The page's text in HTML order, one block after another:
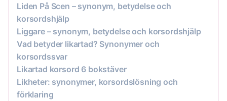
Liden På Scen – synonym, betydelse och
korsordshjälp
Liggare – synonym, betydelse och korsordshjälp
Vad betyder likartad? Synonymer och
korsordssvar
Likartad korsord 6 bokstäver
Likheter: synonymer, korsordslösning och
förklaring